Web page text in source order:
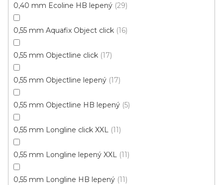
0,40 mm Ecoline HB lepený 29
0,55 mm Aquafix Object click 16
0,55 mm Objectline click 17
0,55 mm Objectline lepený 17
0,55 mm Objectline HB lepený 5
0,55 mm Longline click XXL 11
0,55 mm Longline lepený XXL 11
0,55 mm Longline HB lepený 11